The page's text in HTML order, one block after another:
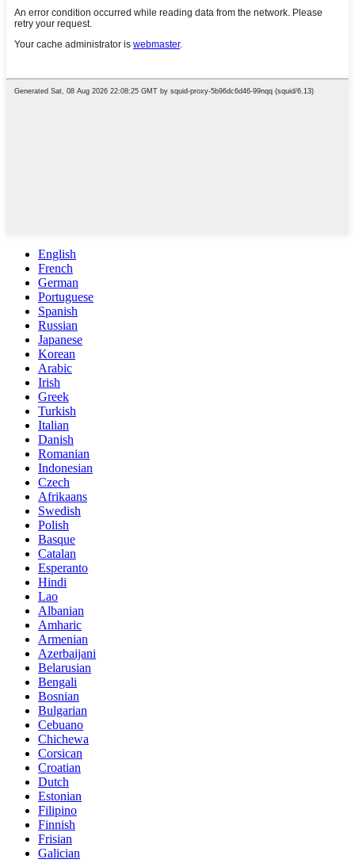
English
French
German
Portuguese
Spanish
Russian
Japanese
Korean
Arabic
Irish
Greek
Turkish
Italian
Danish
Romanian
Indonesian
Czech
Afrikaans
Swedish
Polish
Basque
Catalan
Esperanto
Hindi
Lao
Albanian
Amharic
Armenian
Azerbaijani
Belarusian
Bengali
Bosnian
Bulgarian
Cebuano
Chichewa
Corsican
Croatian
Dutch
Estonian
Filipino
Finnish
Frisian
Galician